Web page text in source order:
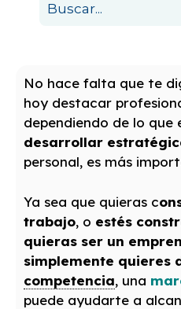
No hace falta que te
hoy destacar
dependiendo de lo que
desarrollar
personal, es más
Ya sea que quieras c
trabajo, o estés
quieras ser un
simplemente quieres
competencia, una
puede ayudarte a